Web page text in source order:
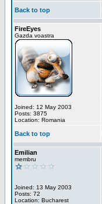
Back to top
FireEyes
Gazda voastra
Joined: 12 May 2003
Posts: 3875
Location: Romania
Back to top
Emilian
membru
Joined: 13 May 2003
Posts: 72
Location: Bucharest